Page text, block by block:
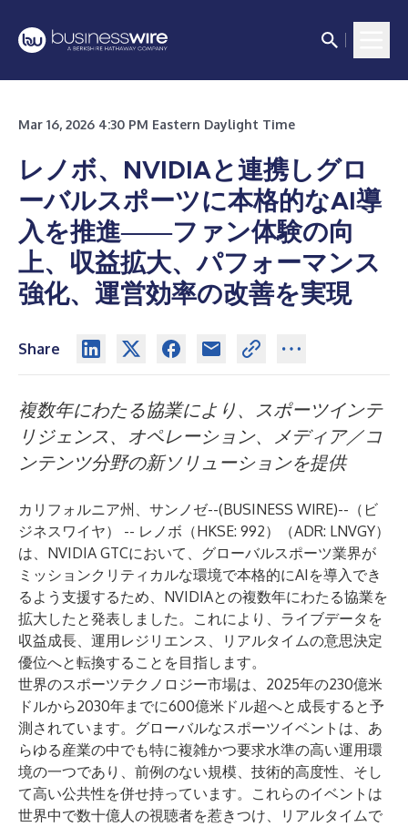
Mar 16, 2026 4:30 PM Eastern Daylight Time
レノボ、NVIDIAと連携しグロ
ーバルスポーツに本格的なAI導
入を推進――ファン体験の向
上、収益拡大、パフォーマンス
強化、運営効率の改善を実現
Share
複数年にわたる協業により、スポーツインテ
リジェンス、オペレーション、メディア／コ
ンテンツ分野の新ソリューションを提供
カリフォルニア州、サンノゼ--(BUSINESS WIRE)-- （ビ
ジネスワイヤ） -- レノボ（HKSE: 992）（ADR: LNVGY）
は、NVIDIA GTCにおいて、グローバルスポーツ業界が
ミッションクリティカルな環境で本格的にAIを導入でき
るよう支援するため、NVIDIAとの複数年にわたる協業を
拡大したと発表しました。これにより、ライブデータを
収益成長、運用レジリエンス、リアルタイムの意思決定
優位へと転換することを目指します。
世界のスポーツテクノロジー市場は、2025年の230億米
ドルから2030年までに600億米ドル超へと成長すると予
測されています。グローバルなスポーツイベントは、あ
らゆる産業の中でも特に複雑かつ要求水準の高い運用環
境の一つであり、前例のない規模、技術的高度性、そし
て高い公共性を併せ持っています。これらのイベントは
世界中で数十億人の視聴者を惹きつけ、リアルタイムで